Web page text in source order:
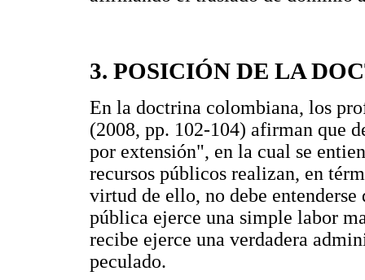
3. POSICIÓN DE LA
En la doctrina colombiana, los
(2008, pp. 102-104) afirman que
por extensión", en la cual se
recursos públicos realizan, en
virtud de ello, no debe
pública ejerce una simple labor
recibe ejerce una verdadera
peculado.